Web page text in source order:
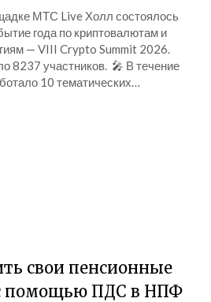
МТС Live Холл состоялось
года по криптовалютам и
— VIII Crypto Summit 2026.
8237 участников. 🎤 В течение
10 тематических…
свои пенсионные
помощью ПДС в НПФ